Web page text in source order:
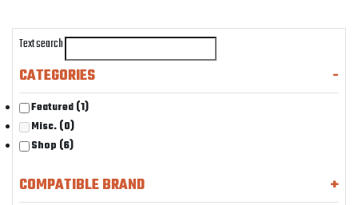
Text search
CATEGORIES -
Featured (1)
Misc. (0)
Shop (6)
COMPATIBLE BRAND +